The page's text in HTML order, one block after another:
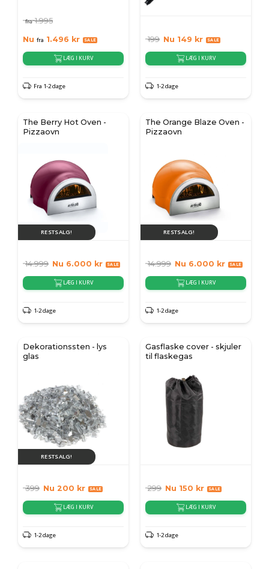
fra 1.995
Nu fra 1.496 kr
LÆG I KURV
Fra 1-2 dage
199 Nu 149 kr
LÆG I KURV
1-2 dage
The Berry Hot Oven -
Pizzaovn
RESTSALG!
14.999 Nu 6.000 kr
LÆG I KURV
1-2 dage
The Orange Blaze Oven -
Pizzaovn
RESTSALG!
14.999 Nu 6.000 kr
LÆG I KURV
1-2 dage
Dekorationssten - lys
glas
RESTSALG!
399 Nu 200 kr
LÆG I KURV
1-2 dage
Gasflaske cover - skjuler
til flaskegas
299 Nu 150 kr
LÆG I KURV
1-2 dage